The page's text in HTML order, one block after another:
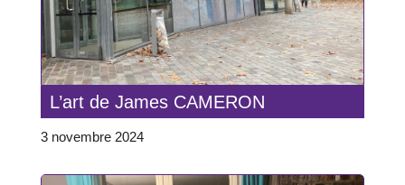
L’art de James CAMERON
3 novembre 2024